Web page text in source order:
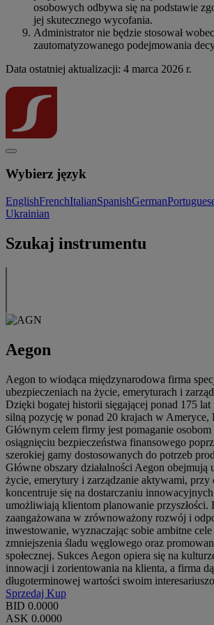
osobowych odbywa się na podstawie
jej skutecznego wycofania.
Administrator nie będzie stosował
zautomatyzowanego podejmowania
Data ostatniej aktualizacji: 4 marca 2026 r.
Wybierz język
EnglishFrenchItalianSpanishGerman
Ukrainian
Szukaj instrumentu
Aegon
Aegon to wiodąca międzynarodowa firma
ubezpieczeniach na życie, emeryturach i
Dzięki bogatej historii sięgającej ponad 175 lat
silną pozycję w ponad 20 krajach w Ameryce,
Głównym celem firmy jest pomaganie
osiągnięciu bezpieczeństwa finansowego
szerokiej gamy dostosowanych do potrzeb
Główne obszary działalności Aegon obejmują
życie, emerytury i zarządzanie aktywami, przy
koncentruje się na dostarczaniu
umożliwiają klientom planowanie przyszłości.
zaangażowana w zrównoważony rozwój i
inwestowanie, wyznaczając sobie ambitne
zmniejszenia śladu węglowego oraz
społecznej. Sukces Aegon opiera się na
innowacji i zorientowania na klienta, a firma
długoterminowej wartości swoim
Sprzedaj Kup
BID 0.0000
ASK 0.0000